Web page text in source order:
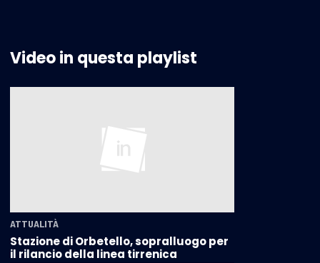
Video in questa playlist
ATTUALITÀ
Stazione di Orbetello, sopralluogo per
il rilancio della linea tirrenica